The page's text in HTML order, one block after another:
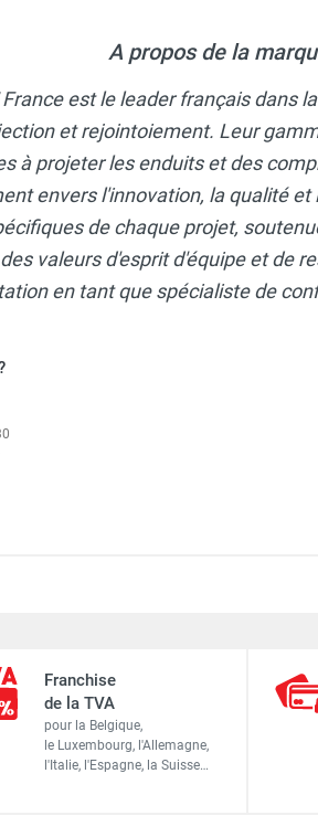
A propos de la
France est le leader français dans
et rejointoiement. Leur
à projeter les enduits et des
envers l'innovation, la qualité
de chaque projet,
valeurs d'esprit d'équipe et de
en tant que spécialiste de
ACCESSOIRES
Franchise
de la TVA
pour la Belgique,
le Luxembourg, l'Allemagne,
l'Italie, l'Espagne, la Suisse…